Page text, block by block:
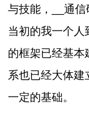
与技能，__通
当初的我一个人
的框架已经基本
系也已经大体建
一定的基础。